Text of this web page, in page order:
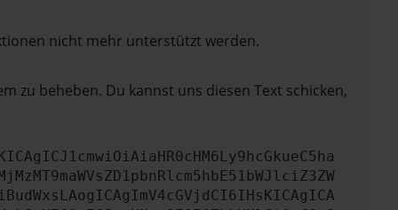
nicht mehr unterstützt werden.
zu beheben. Du kannst uns diesen Text schicken,